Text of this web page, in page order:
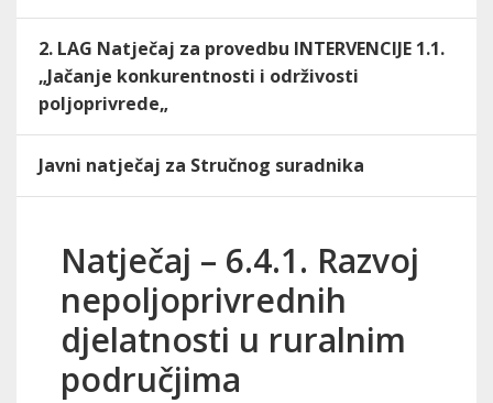
2. LAG Natječaj za provedbu INTERVENCIJE 1.1.
„Jačanje konkurentnosti i održivosti
poljoprivrede„
Javni natječaj za Stručnog suradnika
Natječaj – 6.4.1. Razvoj
nepoljoprivrednih
djelatnosti u ruralnim
područjima